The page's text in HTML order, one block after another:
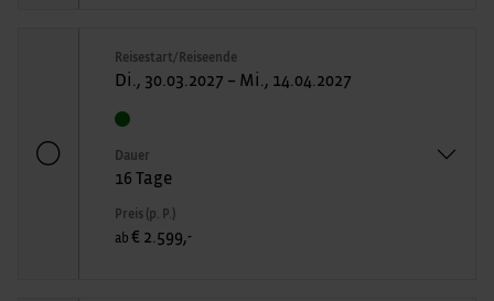
Reisestart/Reiseende
Di., 30.03.2027 – Mi., 14.04.2027
Dauer
16 Tage
Preis (p. P.)
ab € 2.599,-